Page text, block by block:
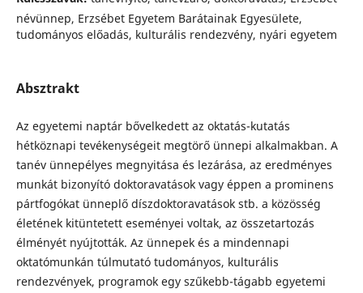
névünnep, Erzsébet Egyetem Barátainak Egyesülete,
tudományos előadás, kulturális rendezvény, nyári egyetem
Absztrakt
Az egyetemi naptár bővelkedett az oktatás-kutatás
hétköznapi tevékenységeit megtörő ünnepi alkalmakban. A
tanév ünnepélyes megnyitása és lezárása, az eredményes
munkát bizonyító doktoravatások vagy éppen a prominens
pártfogókat ünneplő díszdoktoravatások stb. a közösség
életének kitüntetett eseményei voltak, az összetartozás
élményét nyújtották. Az ünnepek és a mindennapi
oktatómunkán túlmutató tudományos, kulturális
rendezvények, programok egy szűkebb-tágabb egyetemi